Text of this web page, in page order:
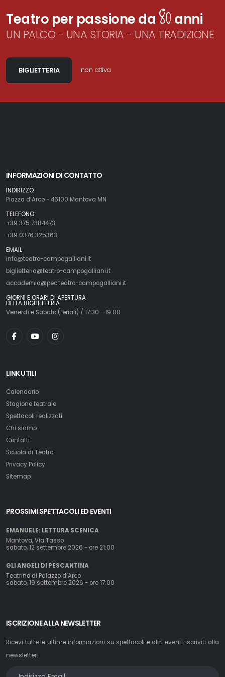
Teatro per passione da80 anni
UN PALCO - UNA STORIA - UNA TRADIZIONE
BIGLIETTERIA non attiva
INFORMAZIONI DI CONTATTO
INDIRIZZO
Piazza d’Arco - 46100 Mantova MN
TELEFONO
+39 375 7384473
+39 0376 325363
EMAIL
info@teatro-campogalliani.it
biglietteria@teatro-campogalliani.it
accademia@pec.teatro-campogalliani.it
GIORNI E ORARI DI APERTURA
DELLA BIGLIETTERIA
Venerdì e Sabato (feriali) / 17:30 - 19:00
LINK UTILI
Calendario
Stagione teatrale
Spettacoli realizzati
Chi siamo
Contatti
Scuola di Teatro
Privacy Policy
Sitemap
PROSSIMI SPETTACOLI ED EVENTI
EMANUELE: LETTURA SCENICA
Mantova, Via Tasso
sabato, 12 settembre 2026 - ore 21:00
GLI ANGELI DI PESCANTINA
Teatrino di Palazzo d’Arco
sabato, 19 settembre 2026 - ore 17:00
ISCRIZIONE ALLA NEWSLETTER
Ricevi tutte le ultime informazioni su spettacoli e altri eventi. Iscriviti alla
newsletter: